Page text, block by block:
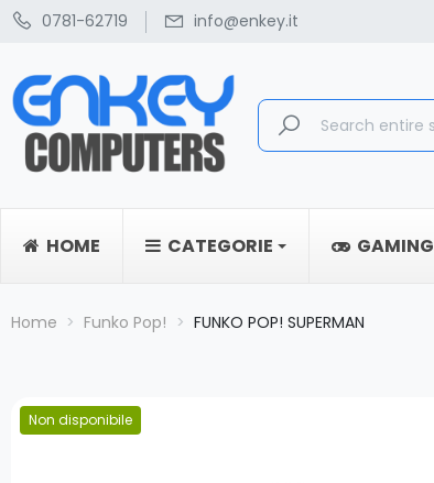
0781-62719 info@enkey.it
HOME CATEGORIE GAMING
Home Funko Pop! FUNKO POP! SUPERMAN
Non disponibile